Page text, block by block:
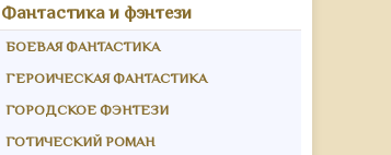
Фантастика и фэнтези
БОЕВАЯ ФАНТАСТИКА
ГЕРОИЧЕСКАЯ ФАНТАСТИКА
ГОРОДСКОЕ ФЭНТЕЗИ
ГОТИЧЕСКИЙ РОМАН